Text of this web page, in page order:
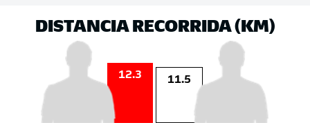
DISTANCIA RECORRIDA (KM)
12.3 11.5